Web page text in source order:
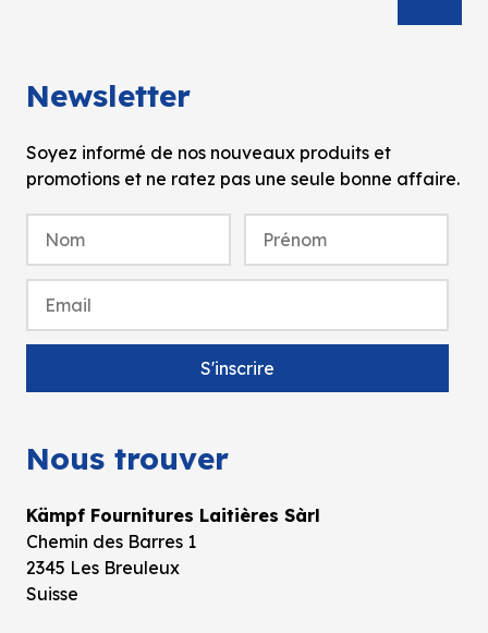
Newsletter
Soyez informé de nos nouveaux produits et
promotions et ne ratez pas une seule bonne affaire.
Nous trouver
Kämpf Fournitures Laitières Sàrl
Chemin des Barres 1
2345 Les Breuleux
Suisse